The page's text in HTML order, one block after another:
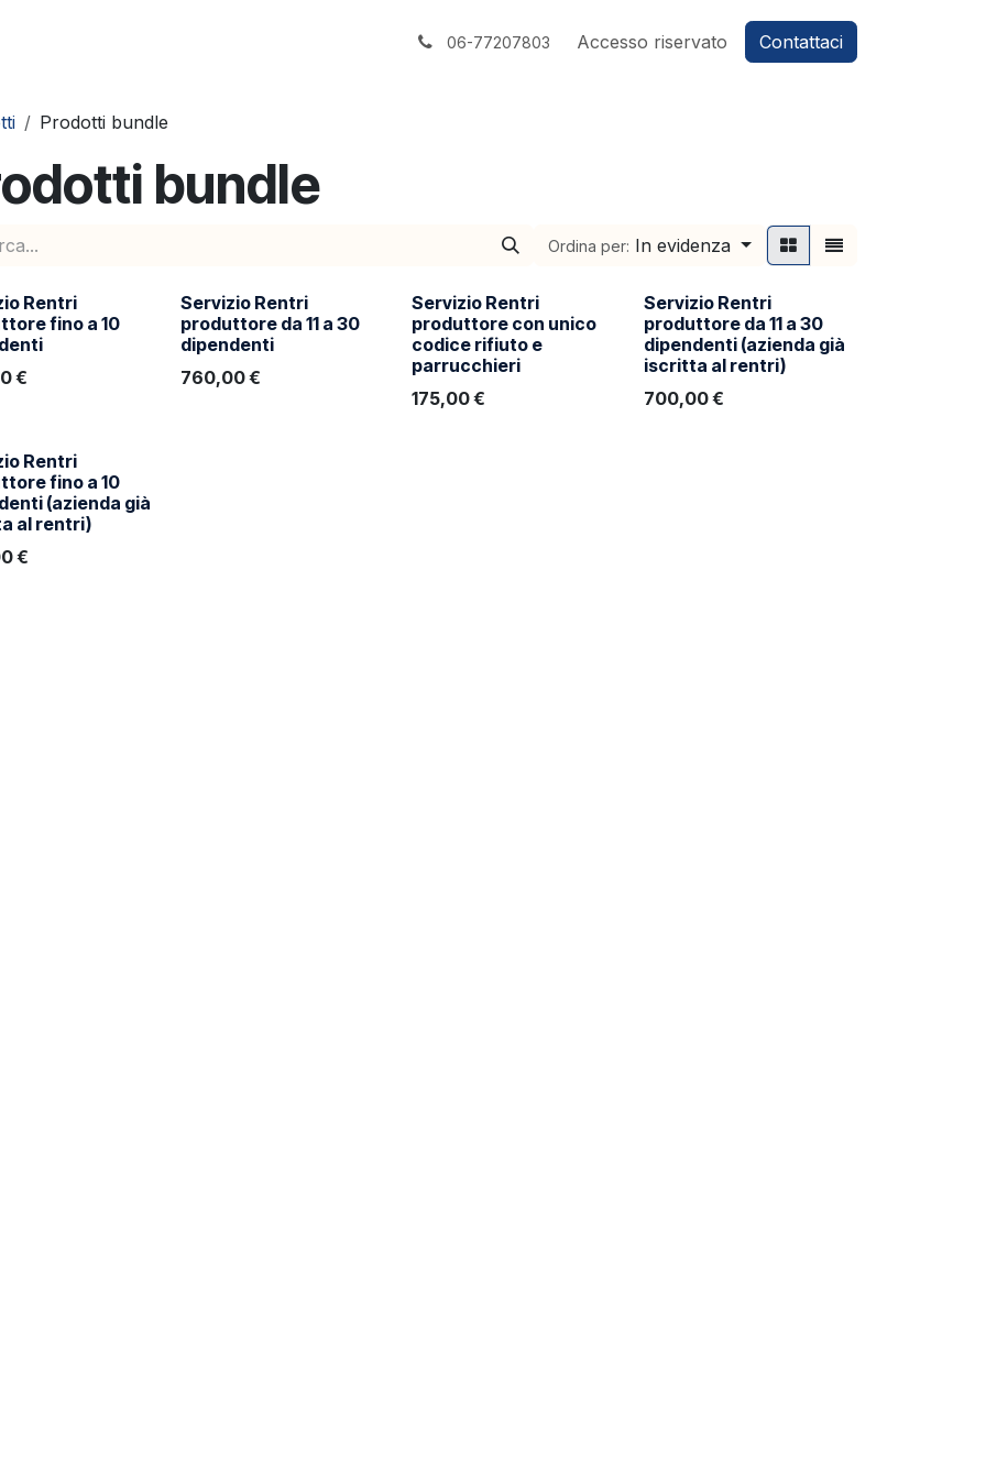
06-77207803 Accesso riservato Contattaci
Prodotti bundle
bundle
Ordina per: In evidenza
Rentri
fino a 10
€
Servizio Rentri
produttore da 11 a 30
dipendenti
760,00€
Servizio Rentri
produttore con unico
codice rifiuto e
parrucchieri
175,00€
Servizio Rentri
produttore da 11 a 30
dipendenti (azienda già
iscritta al rentri)
700,00€
Rentri
fino a 10
(azienda già
al rentri)
€